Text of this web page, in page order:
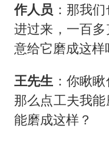
作人员 ：那我
进过来，一百
意给它磨成这样
王先生 ：你瞅
那么点工夫我
能磨成这样？